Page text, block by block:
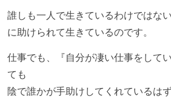
している
デイリーでスタンドアップミー
に準じるチーム内の打ち合わせ
イテレーションの最後などに、
タスク見積もりの単位には絶対
誰しも一人で生きているわけではな
に助けられて生きているのです。
仕事でも、『自分が凄い仕事をして
ても
陰で誰かが手助けしてくれているはず